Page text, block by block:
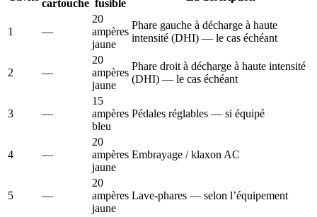
cartouche fusible
1 —
20
ampères
jaune
Phare gauche à décharge à haute
intensité (DHI) — le cas échéant
2 —
20
ampères
jaune
Phare droit à décharge à haute intensité
(DHI) — le cas échéant
3 —
15
ampères
bleu
Pédales réglables — si équipé
4 —
20
ampères
jaune
Embrayage / klaxon AC
5 —
20
ampères
jaune
Lave-phares — selon l’équipement